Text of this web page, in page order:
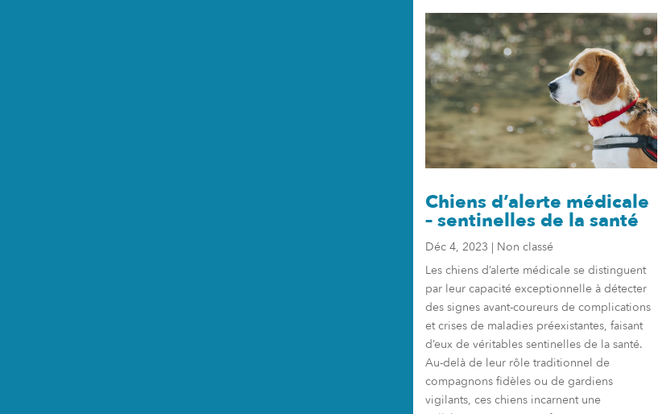
Chiens d’alerte médicale
– sentinelles de la santé
Déc 4, 2023 | Non classé
Les chiens d’alerte médicale se distinguent
par leur capacité exceptionnelle à détecter
des signes avant-coureurs de complications
et crises de maladies préexistantes, faisant
d’eux de véritables sentinelles de la santé.
Au-delà de leur rôle traditionnel de
compagnons fidèles ou de gardiens
vigilants, ces chiens incarnent une